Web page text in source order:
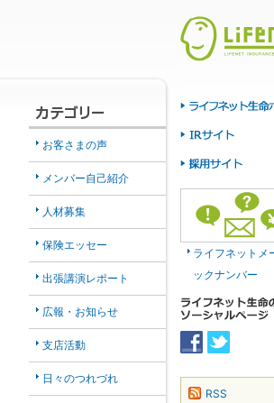
お客さまの声
メンバー自己紹介
人材募集
保険エッセー
出張講演レポート
広報・お知らせ
支店活動
日々のつれづれ
ライフネットメ
ックナンバー
RSS